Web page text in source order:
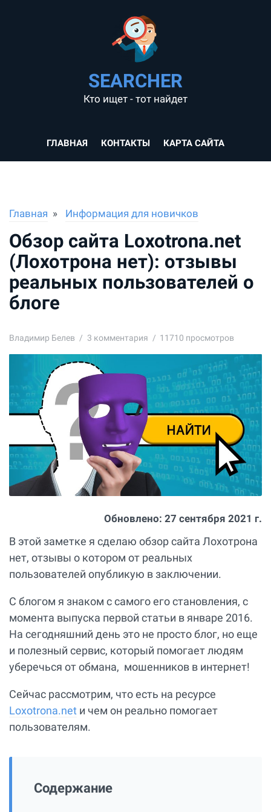
SEARCHER
Кто ищет - тот найдет
ГЛАВНАЯ КОНТАКТЫ КАРТА САЙТА
Главная Информация для новичков
Обзор сайта Loxotrona.net
(Лохотрона нет): отзывы
реальных пользователей о
блоге
Владимир Белев 3 комментария 11710 просмотров
Обновлено: 27 сентября 2021 г.
В этой заметке я сделаю обзор сайта Лохотрона
нет, отзывы о котором от реальных
пользователей опубликую в заключении.
С блогом я знаком с самого его становления, с
момента выпуска первой статьи в январе 2016.
На сегодняшний день это не просто блог, но еще
и полезный сервис, который помогает людям
уберечься от обмана, мошенников в интернет!
Сейчас рассмотрим, что есть на ресурсе
Loxotrona.net и чем он реально помогает
пользователям.
Содержание